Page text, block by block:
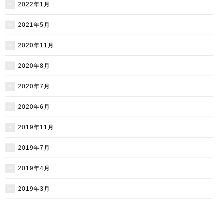
2022年1月
2021年5月
2020年11月
2020年8月
2020年7月
2020年6月
2019年11月
2019年7月
2019年4月
2019年3月